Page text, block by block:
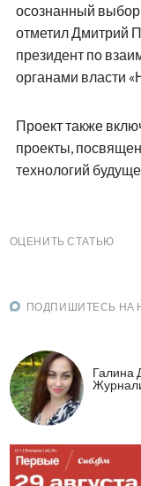
осознанный
отметил Дмитрий
президент по
органами власти
Проект также
проекты,
технологий
ОЦЕНИТЬ СТАТЬЮ
ПОДПИШИТЕСЬ НА
Галина